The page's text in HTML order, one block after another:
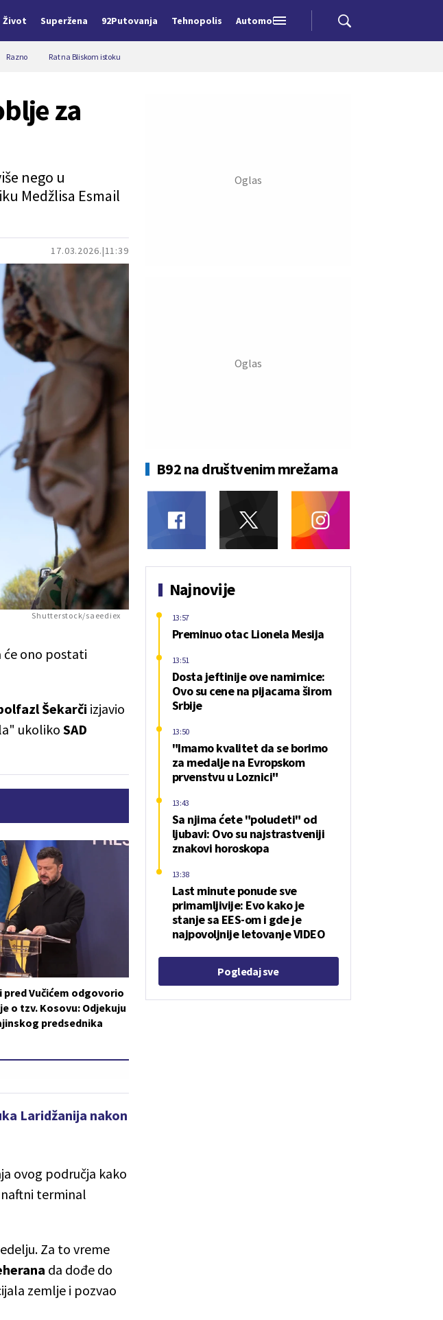
Život Superžena 92Putovanja Tehnopolis Automobili
Razno Rat na Bliskom istoku
17.03.2026. 11:39
za
nego u
Medžlisa Esmail
Shutterstock/saeediex
će ono postati
Šekarči izjavio
ukolikoSAD
pred Vučićem odgovorio
o tzv. Kosovu: Odjekuju
predsednika
Laridžanija nakon
ovog područja kako
naftni terminal
Za to vreme
da dođe do
zemlje i pozvao
B92 na društvenim mrežama
Najnovije
Preminuo otac Lionela Mesija
13:57
Dosta jeftinije ove namirnice:
Ovo su cene na pijacama širom
Srbije
13:51
"Imamo kvalitet da se borimo
za medalje na Evropskom
prvenstvu u Loznici"
13:50
Sa njima ćete "poludeti" od
ljubavi: Ovo su najstrastveniji
znakovi horoskopa
13:43
Last minute ponude sve
primamljivije: Evo kako je
stanje sa EES-om i gde je
najpovoljnije letovanje VIDEO
13:38
Pogledaj sve